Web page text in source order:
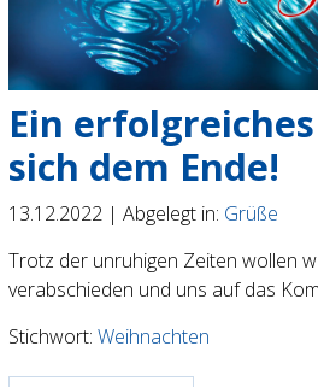
Ein
sich dem Ende!
13.12.2022 | Abgelegt in: Grüße
Trotz der unruhigen Zeiten wollen
verabschieden und uns auf das
Stichwort: Weihnachten